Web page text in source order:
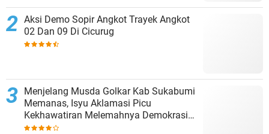
Aksi Demo Sopir Angkot Trayek Angkot
02 Dan 09 Di Cicurug
Menjelang Musda Golkar Kab Sukabumi
Memanas, Isyu Aklamasi Picu
Kekhawatiran Melemahnya Demokrasi
Internal